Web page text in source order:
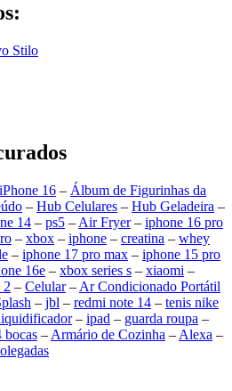
Stilo
iPhone 16 – Álbum de Figurinhas da
– Hub Celulares – Hub Geladeira –
14 – ps5 – Air Fryer– iphone 16 pro
– xbox – iphone – creatina – whey
– iphone 17 pro max – iphone 15 pro
16e – xbox series s – xiaomi –
2 – Celular– Ar Condicionado Portátil
– jbl – redmi note 14 – tenis nike
– ipad – guarda roupa –
bocas – Armário de Cozinha – Alexa –